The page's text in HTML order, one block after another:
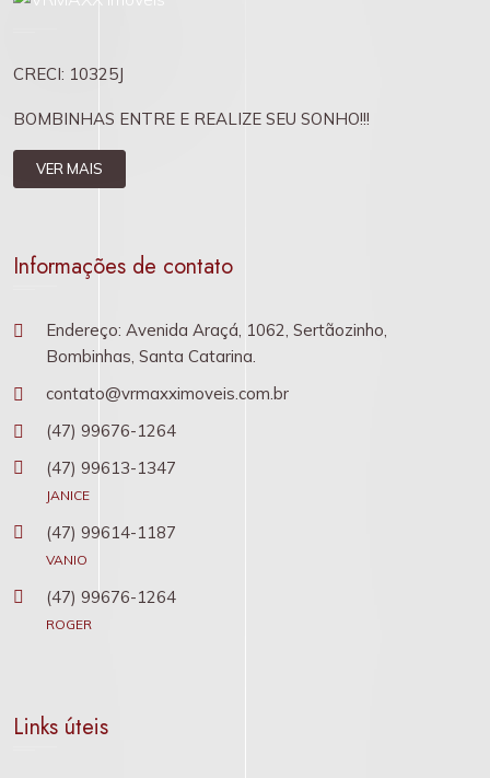
CRECI: 10325J
BOMBINHAS ENTRE E REALIZE SEU SONHO!!!
VER MAIS
Informações de contato
Endereço: Avenida Araçá, 1062, Sertãozinho,
Bombinhas, Santa Catarina.
contato@vrmaxximoveis.com.br
(47) 99676-1264
(47) 99613-1347
JANICE
(47) 99614-1187
VANIO
(47) 99676-1264
ROGER
Links úteis